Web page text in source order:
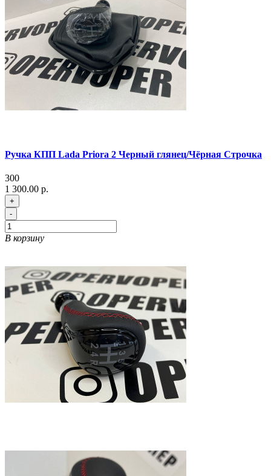
Ручка КПП Lada Priora 2 Черный глянец/Чёрная Строчка
300
1 300.00 р.
+
-
В корзину